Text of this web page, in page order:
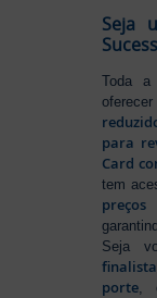
Seja
Toda a
para
Card
tem
Seja
porte ,